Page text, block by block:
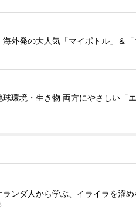
海外発の大人気「マイボトル」＆
球環境・生き物 両方にやさしい「
ランダ人から学ぶ、イライラを溜